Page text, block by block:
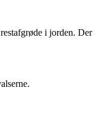
i jorden. Der